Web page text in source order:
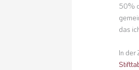
50%
das
In der